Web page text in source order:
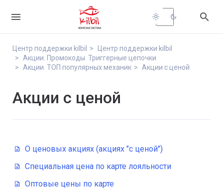
 light_mode dark_mode 
Центр поддержки kilbil
Центр поддержки kilbil
Акции. Промокоды. Триггерные цепочки
Акции. ТОП популярных механик
Акции с ценой
Акции с ценой
О ценовых акциях (акциях "с ценой")
Специальная цена по карте лояльности
Оптовые цены по карте